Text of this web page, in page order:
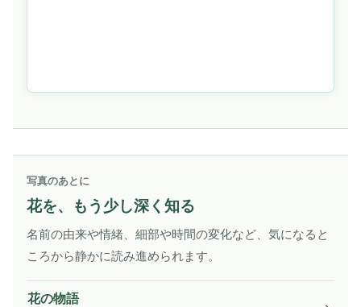
写真のあとに
花を、もう少し深く知る
名前の由来や情緒、細部や時間の変化など、気になると
ころから静かに読み進められます。
花の物語